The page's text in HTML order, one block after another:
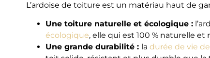
L’ardoise de toiture est un matériau haut de
Une toiture naturelle et écologique :
écologique, elle qui est 100 % naturelle
Une grande durabilité : la durée de vie